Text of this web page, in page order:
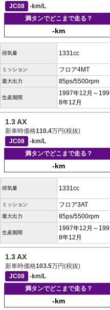
JC08
-km/L
満タンでどこまで走る？
-km
排気量 1331cc
ミッション フロア4MT
最大出力 85ps/5500rpm
生産期間
1997年12月～199
8年12月
1.3 AX
新車時価格110.4万円(税抜)
JC08
-km/L
満タンでどこまで走る？
-km
排気量 1331cc
ミッション フロア3AT
最大出力 85ps/5500rpm
生産期間
1997年12月～199
8年12月
1.3 AX
新車時価格103.5万円(税抜)
JC08
-km/L
満タンでどこまで走る？
-km